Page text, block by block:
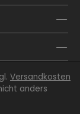
Versandkosten
anders